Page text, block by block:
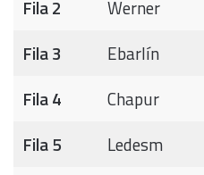
Fila 2 Werner
Fila 3
Ebarlín
Fila 4
Chapur
Fila 5
Ledesm